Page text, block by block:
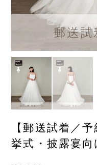
【郵送試着／
挙式・披露宴